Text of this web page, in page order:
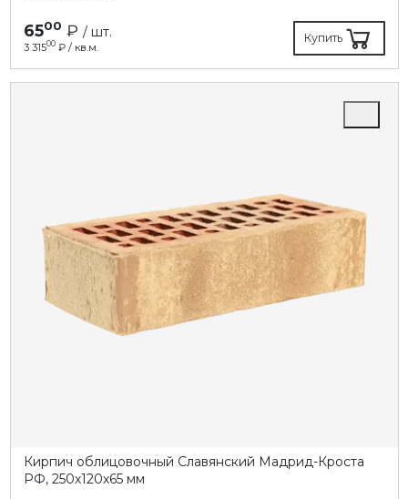
6500 ₽ / шт.
3 31500₽ / кв.м.
Купить
Кирпич облицовочный Славянский Мадрид-Кроста
РФ, 250х120х65 мм